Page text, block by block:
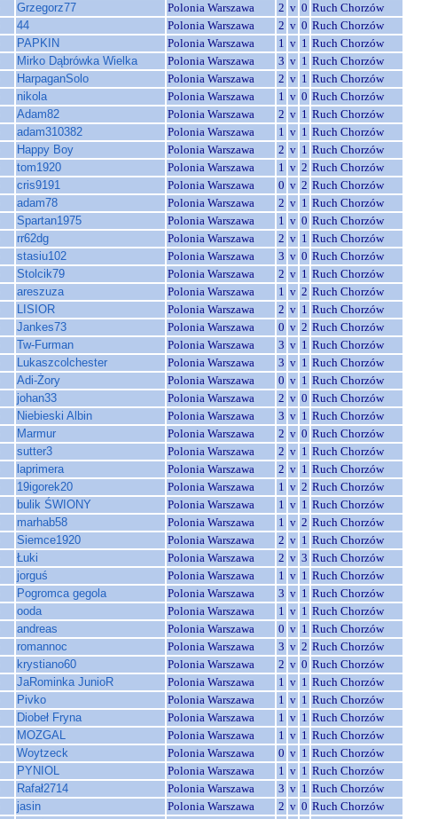
Grzegorz77 Polonia Warszawa 2 v 0 Ruch Chorzów
44 Polonia Warszawa 2 v 0 Ruch Chorzów
PAPKIN Polonia Warszawa 1 v 1 Ruch Chorzów
Mirko Dąbrówka Wielka Polonia Warszawa 3 v 1 Ruch Chorzów
HarpaganSolo Polonia Warszawa 2 v 1 Ruch Chorzów
nikola Polonia Warszawa 1 v 0 Ruch Chorzów
Adam82 Polonia Warszawa 2 v 1 Ruch Chorzów
adam310382 Polonia Warszawa 1 v 1 Ruch Chorzów
Happy Boy Polonia Warszawa 2 v 1 Ruch Chorzów
tom1920 Polonia Warszawa 1 v 2 Ruch Chorzów
cris9191 Polonia Warszawa 0 v 2 Ruch Chorzów
adam78 Polonia Warszawa 2 v 1 Ruch Chorzów
Spartan1975 Polonia Warszawa 1 v 0 Ruch Chorzów
rr62dg Polonia Warszawa 2 v 1 Ruch Chorzów
stasiu102 Polonia Warszawa 3 v 0 Ruch Chorzów
Stolcik79 Polonia Warszawa 2 v 1 Ruch Chorzów
areszuza Polonia Warszawa 1 v 2 Ruch Chorzów
LISIOR Polonia Warszawa 2 v 1 Ruch Chorzów
Jankes73 Polonia Warszawa 0 v 2 Ruch Chorzów
Tw-Furman Polonia Warszawa 3 v 1 Ruch Chorzów
Lukaszcolchester Polonia Warszawa 3 v 1 Ruch Chorzów
Adi-Żory Polonia Warszawa 0 v 1 Ruch Chorzów
johan33 Polonia Warszawa 2 v 0 Ruch Chorzów
Niebieski Albin Polonia Warszawa 3 v 1 Ruch Chorzów
Marmur Polonia Warszawa 2 v 0 Ruch Chorzów
sutter3 Polonia Warszawa 2 v 1 Ruch Chorzów
laprimera Polonia Warszawa 2 v 1 Ruch Chorzów
19igorek20 Polonia Warszawa 1 v 2 Ruch Chorzów
bulik ŚWIONY Polonia Warszawa 1 v 1 Ruch Chorzów
marhab58 Polonia Warszawa 1 v 2 Ruch Chorzów
Siemce1920 Polonia Warszawa 2 v 1 Ruch Chorzów
Łuki Polonia Warszawa 2 v 3 Ruch Chorzów
jorguś Polonia Warszawa 1 v 1 Ruch Chorzów
Pogromca gegola Polonia Warszawa 3 v 1 Ruch Chorzów
ooda Polonia Warszawa 1 v 1 Ruch Chorzów
andreas Polonia Warszawa 0 v 1 Ruch Chorzów
romannoc Polonia Warszawa 3 v 2 Ruch Chorzów
krystiano60 Polonia Warszawa 2 v 0 Ruch Chorzów
JaRominka JunioR Polonia Warszawa 1 v 1 Ruch Chorzów
Pivko Polonia Warszawa 1 v 1 Ruch Chorzów
Diobeł Fryna Polonia Warszawa 1 v 1 Ruch Chorzów
MOZGAL Polonia Warszawa 1 v 1 Ruch Chorzów
Woytzeck Polonia Warszawa 0 v 1 Ruch Chorzów
PYNIOL Polonia Warszawa 1 v 1 Ruch Chorzów
Rafał2714 Polonia Warszawa 3 v 1 Ruch Chorzów
jasin Polonia Warszawa 2 v 0 Ruch Chorzów